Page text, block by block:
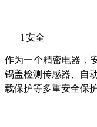
l 安全
作为一个精密电器，
锅盖检测传感器、自
载保护等多重安全保